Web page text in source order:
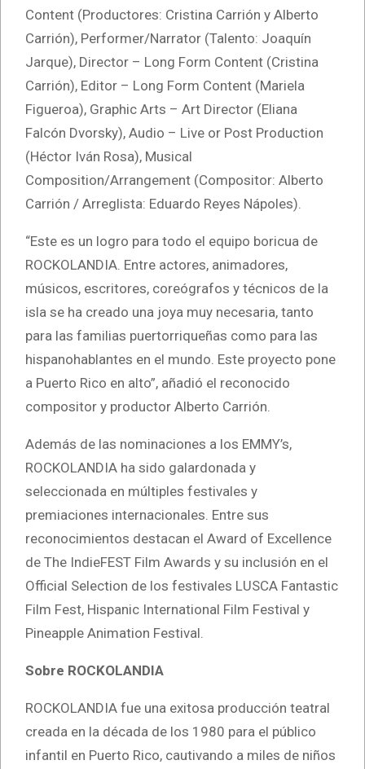
Content (Productores: Cristina Carrión y Alberto
Carrión), Performer/Narrator (Talento: Joaquín
Jarque), Director – Long Form Content (Cristina
Carrión), Editor – Long Form Content (Mariela
Figueroa), Graphic Arts – Art Director (Eliana
Falcón Dvorsky), Audio – Live or Post Production
(Héctor Iván Rosa), Musical
Composition/Arrangement (Compositor: Alberto
Carrión / Arreglista: Eduardo Reyes Nápoles).
“Este es un logro para todo el equipo boricua de
ROCKOLANDIA. Entre actores, animadores,
músicos, escritores, coreógrafos y técnicos de la
isla se ha creado una joya muy necesaria, tanto
para las familias puertorriqueñas como para las
hispanohablantes en el mundo. Este proyecto pone
a Puerto Rico en alto”, añadió el reconocido
compositor y productor Alberto Carrión.
Además de las nominaciones a los EMMY’s,
ROCKOLANDIA ha sido galardonada y
seleccionada en múltiples festivales y
premiaciones internacionales. Entre sus
reconocimientos destacan el Award of Excellence
de The IndieFEST Film Awards y su inclusión en el
Official Selection de los festivales LUSCA Fantastic
Film Fest, Hispanic International Film Festival y
Pineapple Animation Festival.
Sobre ROCKOLANDIA
ROCKOLANDIA fue una exitosa producción teatral
creada en la década de los 1980 para el público
infantil en Puerto Rico, cautivando a miles de niños